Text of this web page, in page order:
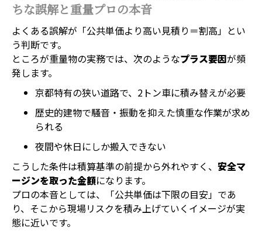
ちな誤解と重量プロの本音
よくある誤解が「公共単価より高い見積り＝割高」とい
う判断です。
ところが重量物の実務では、次のようなプラス要因が頻
発します。
京都特有の狭い道路で、2トン車に積み替えが必要
歴史的建物で騒音・振動を抑えた慎重な作業が求め
られる
夜間や休日にしか搬入できない
こうした条件は積算基準の前提から外れやすく、 安全マ
ージンを取った金額になります。
プロの本音としては、「公共単価は下限の目安」であ
り、そこから現場リスクを積み上げていくイメージが実
態に近いです。